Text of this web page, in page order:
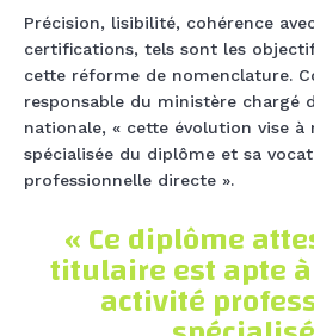
Précision, lisibilité, cohérence
certifications, tels sont les
cette réforme de nomenclature.
responsable du ministère chargé
nationale, « cette évolution vise
spécialisée du diplôme et sa
professionnelle directe ».
« Ce diplôme
titulaire est apte
activité